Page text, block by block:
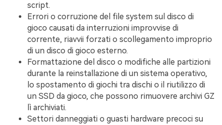
script.
Errori o corruzione del file system sul disco di
gioco causati da interruzioni improvvise di
corrente, riavvii forzati o scollegamento improprio
di un disco di gioco esterno.
Formattazione del disco o modifiche alle partizioni
durante la reinstallazione di un sistema operativo,
lo spostamento di giochi tra dischi o il riutilizzo di
un SSD da gioco, che possono rimuovere archivi GZ
lì archiviati.
Settori danneggiati o guasti hardware precoci su